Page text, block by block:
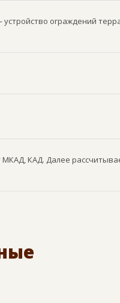
ограждений
МКАД, КАД. Далее